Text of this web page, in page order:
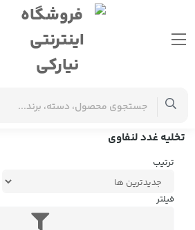
برچسب‌ها تخلیه غدد لنفاوی
تخلیه غدد لنفاوی
ترتیب
فیلتر